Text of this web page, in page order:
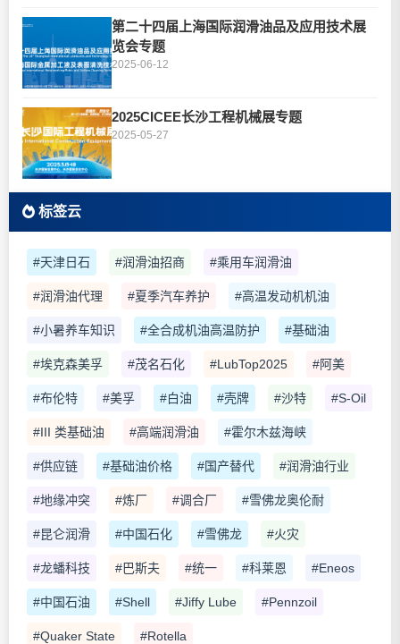
第二十四届上海国际润滑油品及应用技术展
览会专题
2025-06-12
2025CICEE长沙工程机械展专题
2025-05-27
标签云
#天津日石 #润滑油招商 #乘用车润滑油
#润滑油代理 #夏季汽车养护 #高温发动机机油
#小暑养车知识 #全合成机油高温防护 #基础油
#埃克森美孚 #茂名石化 #LubTop2025 #阿美
#布伦特 #美孚 #白油 #壳牌 #沙特 #S-Oil
#III 类基础油 #高端润滑油 #霍尔木兹海峡
#供应链 #基础油价格 #国产替代 #润滑油行业
#地缘冲突 #炼厂 #调合厂 #雪佛龙奥伦耐
#昆仑润滑 #中国石化 #雪佛龙 #火灾
#龙蟠科技 #巴斯夫 #统一 #科莱恩 #Eneos
#中国石油 #Shell #Jiffy Lube #Pennzoil
#Quaker State #Rotella